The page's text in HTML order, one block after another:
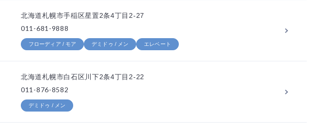
北海道札幌市手稲区星置2条4丁目2-27
011-681-9888
フローディア / モア デミドゥ / メン エレベート
北海道札幌市白石区川下2条4丁目2-22
011-876-8582
デミドゥ / メン